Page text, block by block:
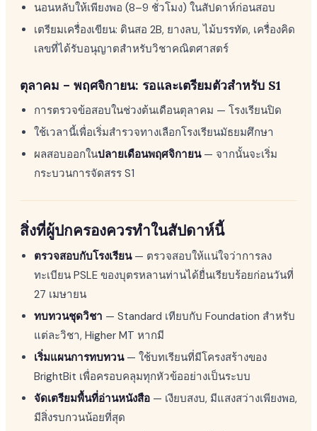
นอนหลับให้เพียงพอ (8–9 ชั่วโมง) ในสัปดาห์ก่อนสอบ
เตรียมเครื่องเขียน: ดินสอ 2B, ยางลบ, ไม้บรรทัด, เครื่องคิด
เลขที่ได้รับอนุญาตสำหรับวิชาคณิตศาสตร์
ตุลาคม – พฤศจิกายน: รอและเตรียมตัวสำหรับ S1
การตรวจข้อสอบในช่วงต้นเดือนตุลาคม — โรงเรียนปิด
ใช้เวลานี้เพื่อเริ่มสำรวจทางเลือกโรงเรียนมัธยมศึกษา
ผลสอบออกในปลายเดือนพฤศจิกายน— จากนั้นจะเริ่ม
กระบวนการจัดสรร S1
สิ่งที่ผู้ปกครองควรทำในสัปดาห์นี้
ตรวจสอบกับโรงเรียน— ตรวจสอบให้แน่ใจว่าการลง
ทะเบียน PSLE ของบุตรหลานท่านได้ยื่นเรียบร้อยก่อนวันที่
27 เมษายน
ทบทวนชุดวิชา — Standard เทียบกับ Foundation สำหรับ
แต่ละวิชา, Higher MT หากมี
เริ่มแผนการทบทวน— ใช้บทเรียนที่มีโครงสร้างของ
BrightBit เพื่อครอบคลุมทุกหัวข้ออย่างเป็นระบบ
จัดเตรียมพื้นที่อ่านหนังสือ — เงียบสงบ, มีแสงสว่างเพียงพอ,
มีสิ่งรบกวนน้อยที่สุด